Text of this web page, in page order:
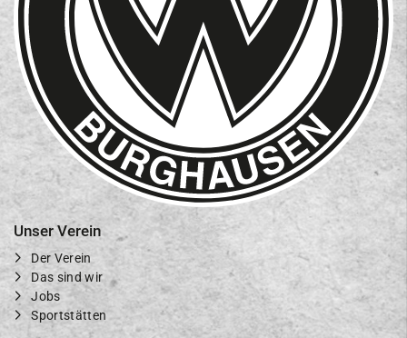
Unser Verein
Der Verein
Das sind wir
Jobs
Sportstätten